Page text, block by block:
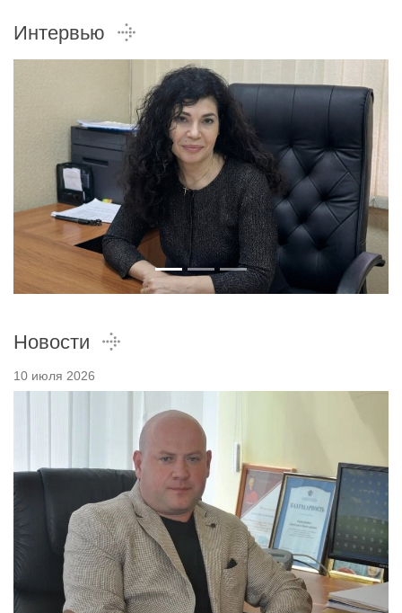
Интервью
Новости
10 июля 2026